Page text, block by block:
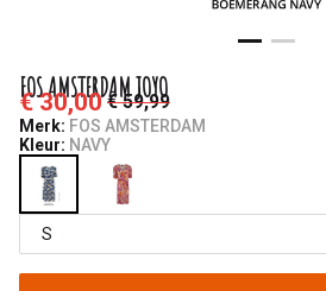
FOS AMSTERDAM JOYO
€ 30,00 € 59,99
Merk: FOS AMSTERDAM
Kleur: NAVY